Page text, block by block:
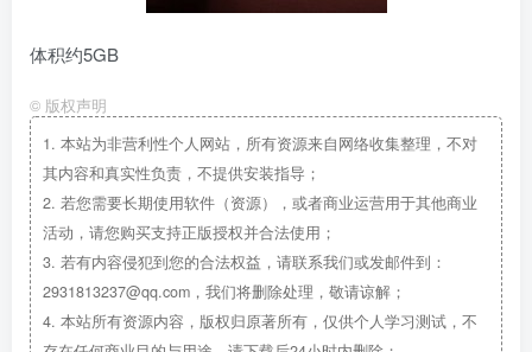
体积约5GB
© 版权声明
1. 本站为非营利性个人网站，所有资源来自网络收集整理，不对
其内容和真实性负责，不提供安装指导；
2. 若您需要长期使用软件（资源），或者商业运营用于其他商业
活动，请您购买支持正版授权并合法使用；
3. 若有内容侵犯到您的合法权益，请联系我们或发邮件到：
2931813237@qq.com，我们将删除处理，敬请谅解；
4. 本站所有资源内容，版权归原著所有，仅供个人学习测试，不